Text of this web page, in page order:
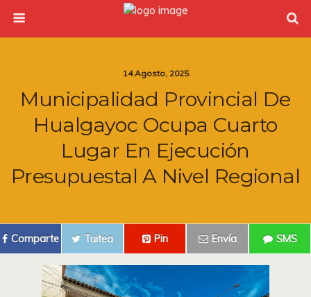
14 Agosto, 2025
Municipalidad Provincial De
Hualgayoc Ocupa Cuarto
Lugar En Ejecución
Presupuestal A Nivel Regional
Comparte Tuitea Pin Envía SMS